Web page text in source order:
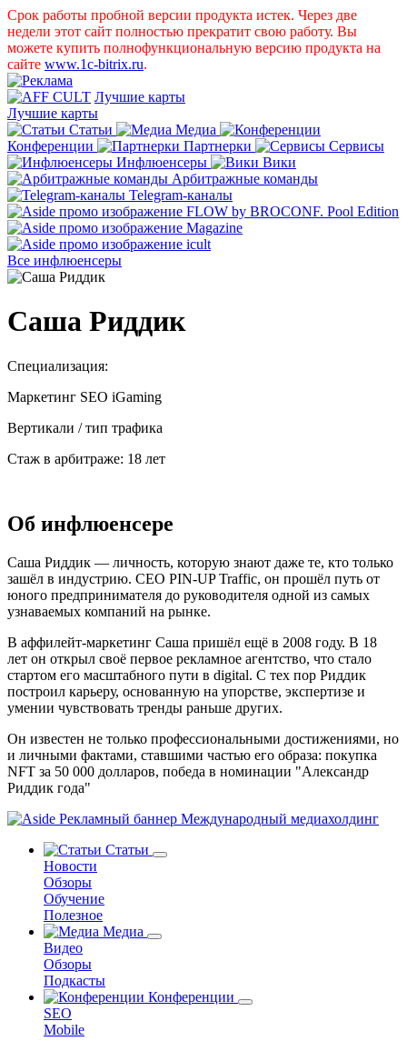
Срок работы пробной версии продукта истек. Через две
недели этот сайт полностью прекратит свою работу. Вы
можете купить полнофункциональную версию продукта на
сайте www.1c-bitrix.ru.
Лучшие карты
Лучшие карты
Статьи
Медиа
Конференции
Партнерки
Сервисы
Инфлюенсеры
Вики
Арбитражные команды
Telegram-каналы
Все инфлюенсеры
Саша Риддик
Специализация:
Маркетинг SEO iGaming
Вертикали / тип трафика
Стаж в арбитраже: 18 лет
Об инфлюенсере
Саша Риддик — личность, которую знают даже те, кто только
зашёл в индустрию. CEO PIN-UP Traffic, он прошёл путь от
юного предпринимателя до руководителя одной из самых
узнаваемых компаний на рынке.
В аффилейт-маркетинг Саша пришёл ещё в 2008 году. В 18
лет он открыл своё первое рекламное агентство, что стало
стартом его масштабного пути в digital. С тех пор Риддик
построил карьеру, основанную на упорстве, экспертизе и
умении чувствовать тренды раньше других.
Он известен не только профессиональными достижениями, но
и личными фактами, ставшими частью его образа: покупка
NFT за 50 000 долларов, победа в номинации "Александр
Риддик года"
Статьи
Новости
Обзоры
Обучение
Полезное
Медиа
Видео
Обзоры
Подкасты
Конференции
SEO
Mobile